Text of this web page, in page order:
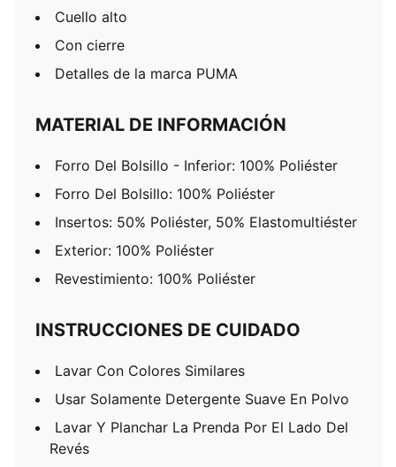
Cuello alto
Con cierre
Detalles de la marca PUMA
MATERIAL DE INFORMACIÓN
Forro Del Bolsillo - Inferior: 100% Poliéster
Forro Del Bolsillo: 100% Poliéster
Insertos: 50% Poliéster, 50% Elastomultiéster
Exterior: 100% Poliéster
Revestimiento: 100% Poliéster
INSTRUCCIONES DE CUIDADO
Lavar Con Colores Similares
Usar Solamente Detergente Suave En Polvo
Lavar Y Planchar La Prenda Por El Lado Del
Revés